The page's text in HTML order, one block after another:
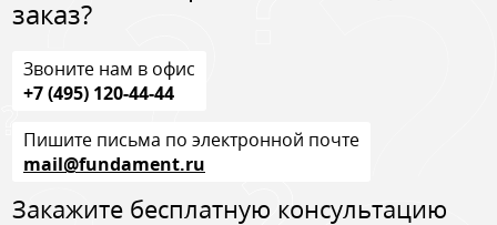
заказ?
Звоните нам в офис
+7 (495) 120-44-44
Пишите письма по электронной почте
mail@fundament.ru
Закажите бесплатную консультацию